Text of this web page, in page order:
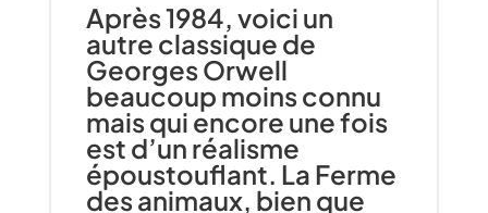
Après 1984, voici un
autre classique de
Georges Orwell
beaucoup moins connu
mais qui encore une fois
est d’un réalisme
époustouflant. La Ferme
des animaux, bien que